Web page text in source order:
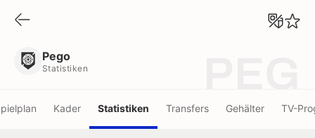
Pego
Statistiken
Kader Statistiken Transfers Gehälter TV-